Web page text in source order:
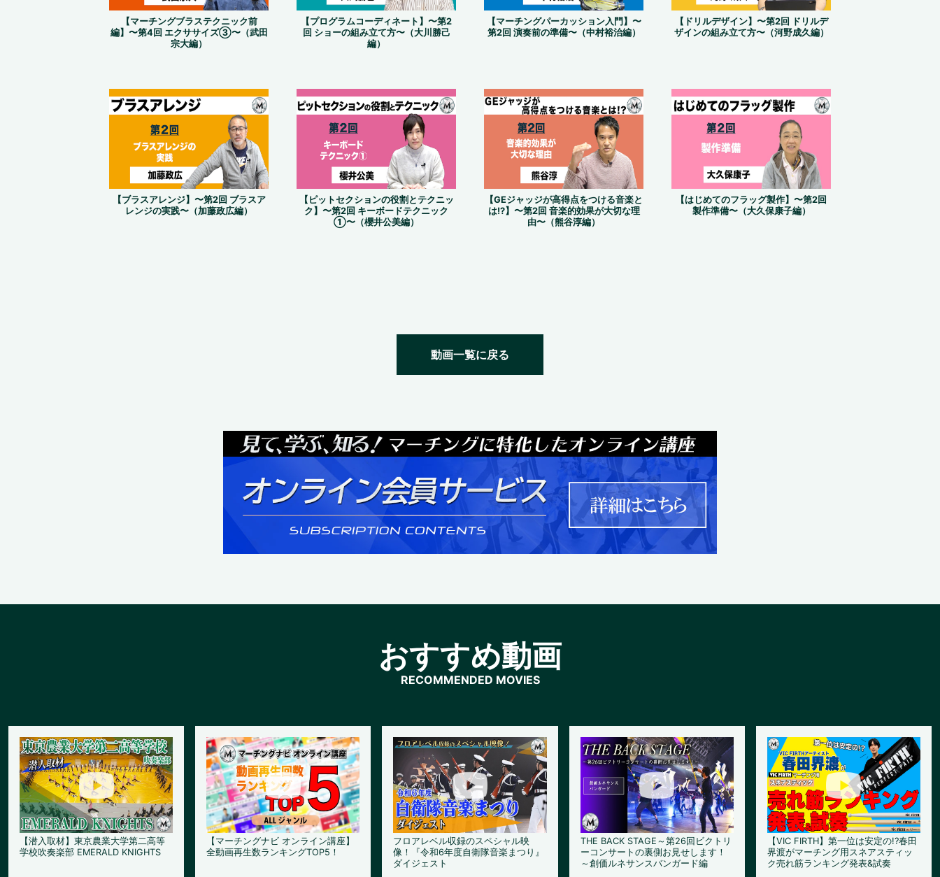
【マーチングブラステクニック前
編】〜第4回 エクササイズ③〜（武田
宗大編）
【プログラムコーディネート】〜第2
回 ショーの組み立て方〜（大川勝己
編）
【マーチングパーカッション入門】〜
第2回 演奏前の準備〜（中村裕治編）
【ドリルデザイン】〜第2回 ドリルデ
ザインの組み立て方〜（河野成久編）
【ブラスアレンジ】〜第2回 ブラスア
レンジの実践〜（加藤政広編）
【ピットセクションの役割とテクニッ
ク】〜第2回 キーボードテクニック
①〜（櫻井公美編）
【GEジャッジが高得点をつける音楽と
は!?】〜第2回 音楽的効果が大切な理
由〜（熊谷淳編）
【はじめてのフラッグ製作】〜第2回
製作準備〜（大久保康子編）
動画一覧に戻る
おすすめ動画
【潜入取材】東京農業大学第二高等
学校吹奏楽部 EMERALD KNIGHTS
【マーチングナビ オンライン講座】
全動画再生数ランキングTOP5！
フロアレベル収録のスペシャル映
像！『令和6年度自衛隊音楽まつり』
ダイジェスト
THE BACK STAGE～第26回ビクトリ
ーコンサートの裏側お見せします！
～創価ルネサンスバンガード編
【VIC FIRTH】第一位は安定の!?春田
界渡がマーチング用スネアスティッ
ク売れ筋ランキング発表&試奏